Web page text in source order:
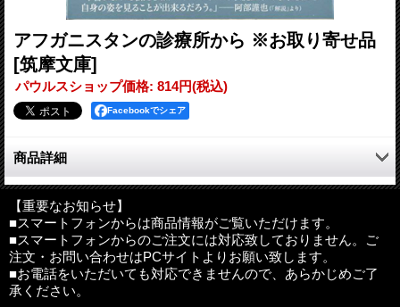
アフガニスタンの診療所から ※お取り寄せ品
[筑摩文庫]
パウルスショップ価格: 814円(税込)
Facebookでシェア
商品詳細
幾度も戦乱の地となり、貧困、内乱、難民、人口・環境問題、宗
教対立等に悩むアフガニスタンとパキスタンで、ハンセン病治療
に全力を尽くす中村医師。氏と支援団体による現地に根ざした実
践から、真の国際協力のあり方が見えてくる。テロをなくすため
に。戦乱の地での医師の実践。
●目次
【重要なお知らせ】
■スマートフォンからは商品情報がご覧いただけます。
■スマートフォンからのご注文には対応致しておりません。ご
注文・お問い合わせはPCサイトよりお願い致します。
■お電話をいただいても対応できませんので、あらかじめご了
承ください。